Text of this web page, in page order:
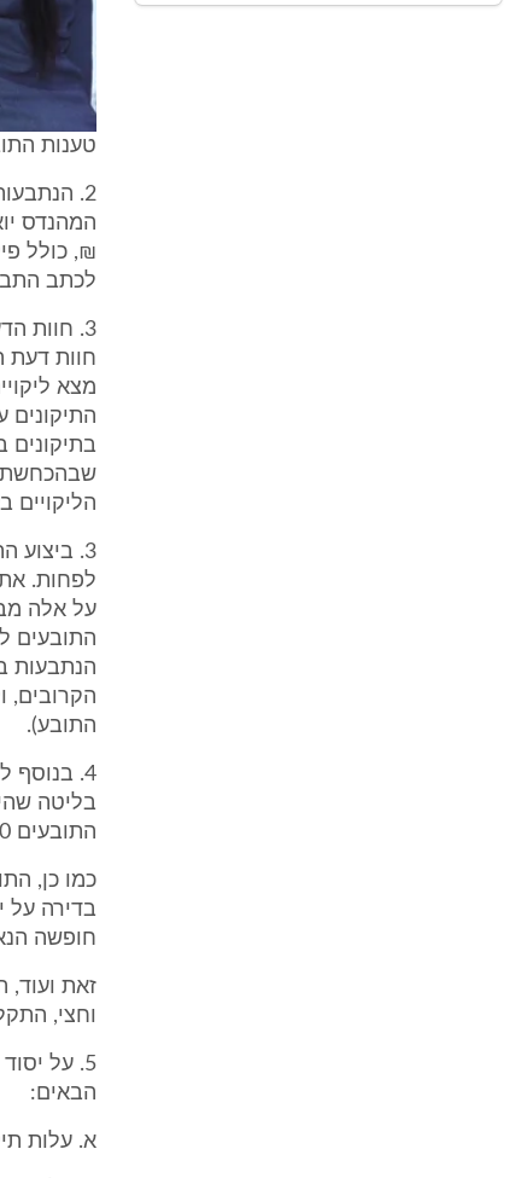
טענות
2.
לכתב התביעה).
3. חוות
חוות דעת
התיקונים
בתיקונים
שבהכחשת
הליקויים
3. ביצוע
התובעים
הקרובים,
התובע).
4. בנוסף
בליטה
התובעים 3,500 ₪.
חופשה
זאת ועוד,
וחצי,
5. על
הבאים:
א. עלות תיקון